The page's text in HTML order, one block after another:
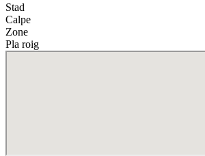
Stad
Calpe
Zone
Pla roig